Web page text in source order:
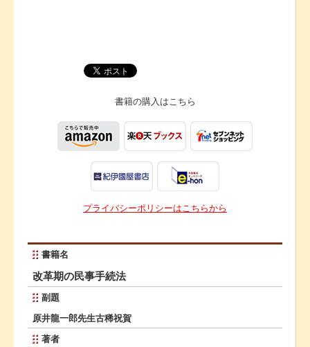
書籍の購入は こちら
プライバシーポリシーはこちらから
書籍名
改革期の民事手続法
副題
原井龍一郎先生古稀祝賀
著者